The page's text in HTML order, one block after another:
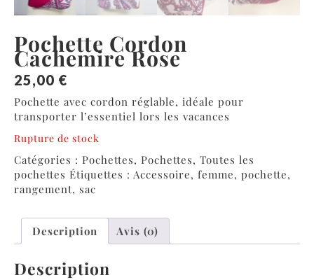
Pochette Cordon
Cachemire Rose
25,00 €
Pochette avec cordon réglable, idéale pour
transporter l’essentiel lors les vacances
Rupture de stock
Catégories : Pochettes, Pochettes, Toutes les
pochettes Étiquettes : Accessoire, femme, pochette,
rangement, sac
Description Avis (0)
Description